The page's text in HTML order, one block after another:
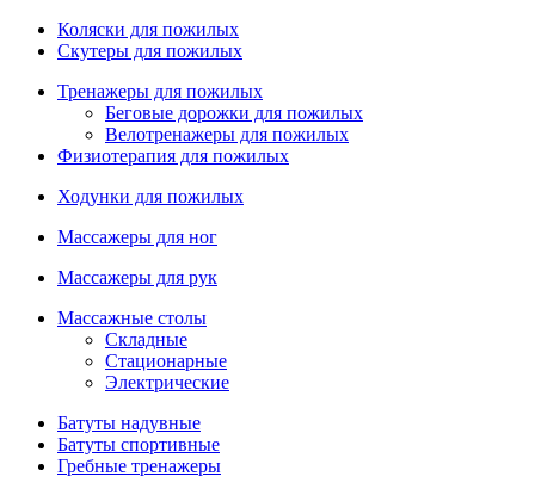
Коляски для пожилых
Скутеры для пожилых
Тренажеры для пожилых
Беговые дорожки для пожилых
Велотренажеры для пожилых
Физиотерапия для пожилых
Ходунки для пожилых
Массажеры для ног
Массажеры для рук
Массажные столы
Складные
Стационарные
Электрические
Батуты надувные
Батуты спортивные
Гребные тренажеры